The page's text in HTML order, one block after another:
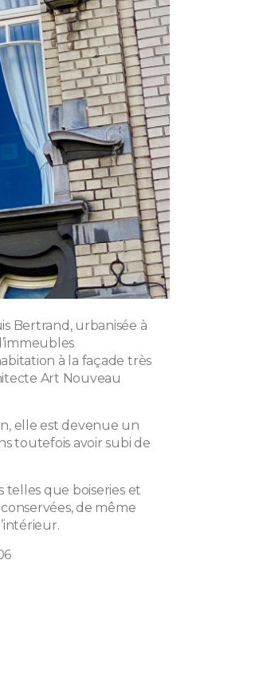
Bertrand, urbanisée à
à la façade très
Art Nouveau
elle est devenue un
toutefois avoir subi de
telles que boiseries et
de même